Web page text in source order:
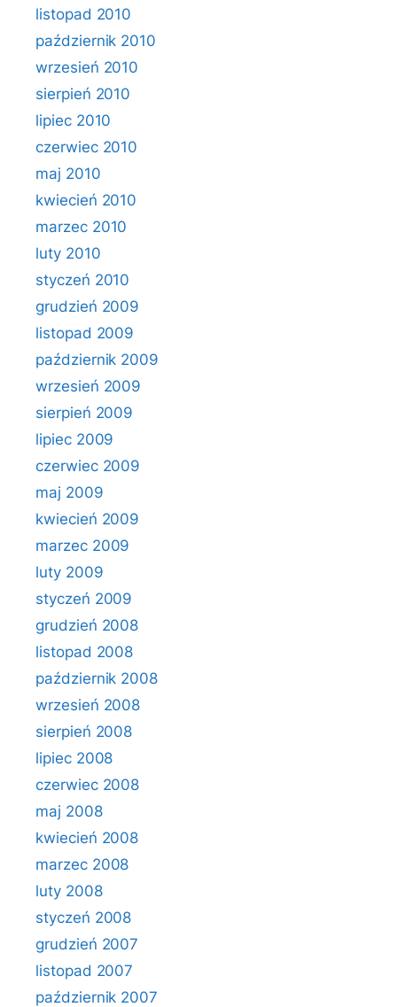
listopad 2010
październik 2010
wrzesień 2010
sierpień 2010
lipiec 2010
czerwiec 2010
maj 2010
kwiecień 2010
marzec 2010
luty 2010
styczeń 2010
grudzień 2009
listopad 2009
październik 2009
wrzesień 2009
sierpień 2009
lipiec 2009
czerwiec 2009
maj 2009
kwiecień 2009
marzec 2009
luty 2009
styczeń 2009
grudzień 2008
listopad 2008
październik 2008
wrzesień 2008
sierpień 2008
lipiec 2008
czerwiec 2008
maj 2008
kwiecień 2008
marzec 2008
luty 2008
styczeń 2008
grudzień 2007
listopad 2007
październik 2007